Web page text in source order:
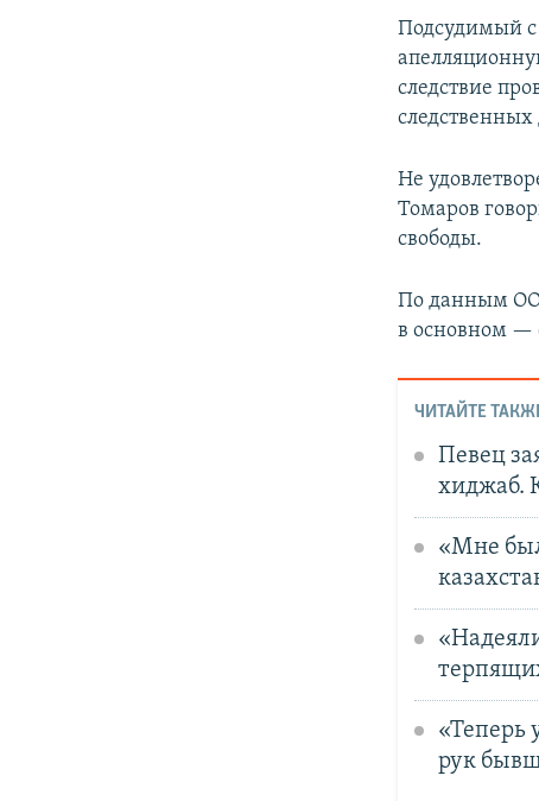
Подсудимый с
следствие
Не
Томаров
свободы.
По данным
в основном —
ЧИТАЙТЕ
Певец
хиджаб.
«Мне
«Теперь
рук